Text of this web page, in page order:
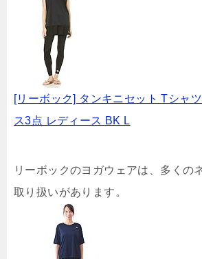
[リーボック] タンキニセット Tシャ
ス3点 レディース BK L
リーボックのヨガウェアは、多くの
取り扱いがあります。